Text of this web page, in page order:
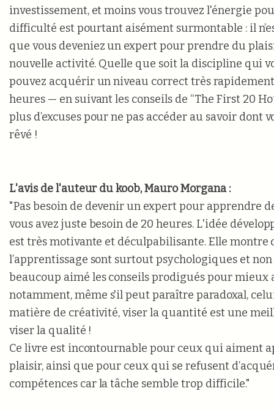
investissement, et moins vous trouvez l'énergie
difficulté est pourtant aisément surmontable : il
que vous deveniez un expert pour prendre du
nouvelle activité. Quelle que soit la discipline qui
pouvez acquérir un niveau correct très
heures — en suivant les conseils de “The First 20
plus d’excuses pour ne pas accéder au savoir dont
rêvé !
L'avis de l'auteur du koob, Mauro Morgana :
"Pas besoin de devenir un expert pour apprendre
vous avez juste besoin de 20 heures. L'idée
est très motivante et déculpabilisante. Elle montre
l’apprentissage sont surtout psychologiques et non
beaucoup aimé les conseils prodigués pour mieux
notamment, même s'il peut paraître paradoxal,
matière de créativité, viser la quantité est une
viser la qualité !
Ce livre est incontournable pour ceux qui aiment
plaisir, ainsi que pour ceux qui se refusent
compétences car la tâche semble trop difficile."